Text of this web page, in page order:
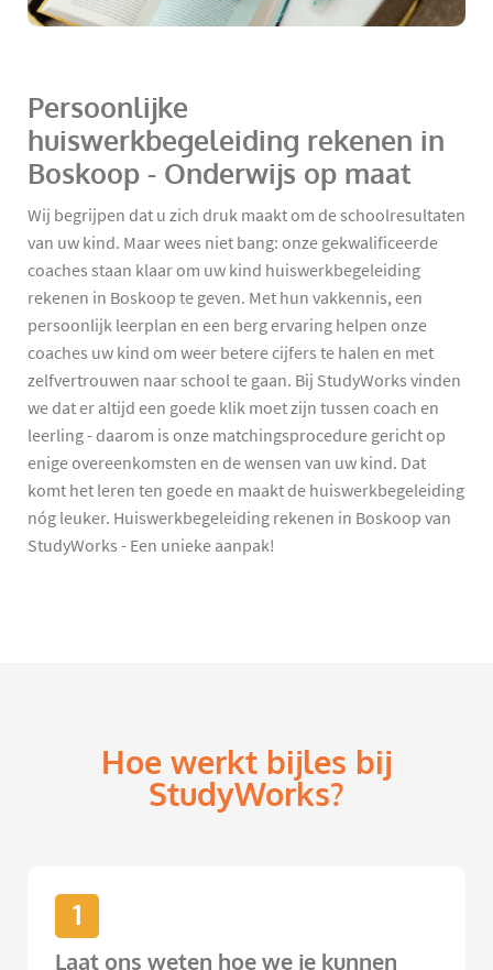
Persoonlijke
huiswerkbegeleiding rekenen in
Boskoop - Onderwijs op maat
Wij begrijpen dat u zich druk maakt om de schoolresultaten
van uw kind. Maar wees niet bang: onze gekwalificeerde
coaches staan klaar om uw kind huiswerkbegeleiding
rekenen in Boskoop te geven. Met hun vakkennis, een
persoonlijk leerplan en een berg ervaring helpen onze
coaches uw kind om weer betere cijfers te halen en met
zelfvertrouwen naar school te gaan. Bij StudyWorks vinden
we dat er altijd een goede klik moet zijn tussen coach en
leerling - daarom is onze matchingsprocedure gericht op
enige overeenkomsten en de wensen van uw kind. Dat
komt het leren ten goede en maakt de huiswerkbegeleiding
nóg leuker. Huiswerkbegeleiding rekenen in Boskoop van
StudyWorks - Een unieke aanpak!
Hoe werkt bijles bij
StudyWorks?
1
Laat ons weten hoe we je kunnen